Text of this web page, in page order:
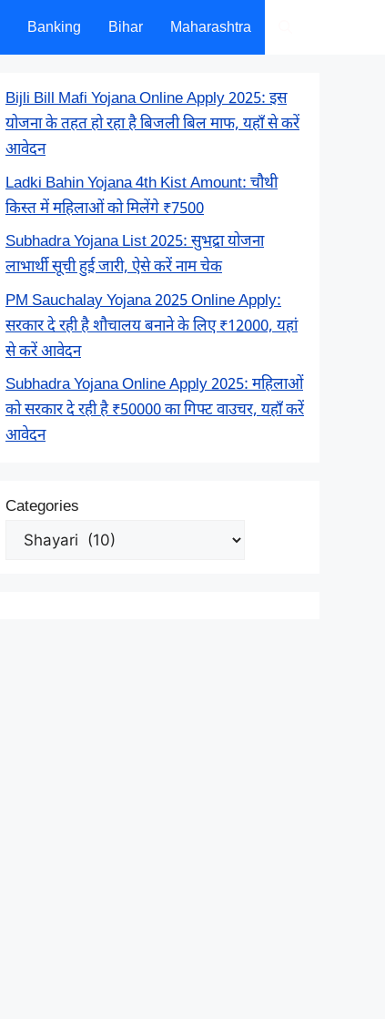
Banking Bihar Maharashtra
Bijli Bill Mafi Yojana Online Apply 2025: इस
योजना के तहत हो रहा है बिजली बिल माफ, यहाँ से करें
आवेदन
Ladki Bahin Yojana 4th Kist Amount: चौथी
किस्त में महिलाओं को मिलेंगे ₹7500
Subhadra Yojana List 2025: सुभद्रा योजना
लाभार्थी सूची हुई जारी, ऐसे करें नाम चेक
PM Sauchalay Yojana 2025 Online Apply:
सरकार दे रही है शौचालय बनाने के लिए ₹12000, यहां
से करें आवेदन
Subhadra Yojana Online Apply 2025: महिलाओं
को सरकार दे रही है ₹50000 का गिफ्ट वाउचर, यहाँ करें
आवेदन
Categories